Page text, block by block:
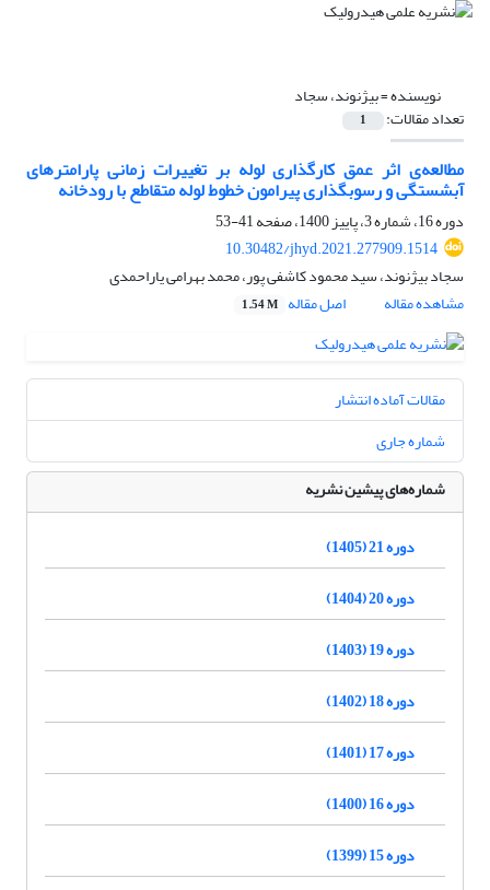
نویسنده =بیژنوند، سجاد
تعداد مقالات: 1
مطالعه‌ی اثر عمق کارگذاری لوله بر تغییرات زمانی پارامترهای
آبشستگی و رسوبگذاری پیرامون خطوط لوله متقاطع با رودخانه
دوره 16، شماره 3، پاییز 1400، صفحه
41-53
10.30482/jhyd.2021.277909.1514
سجاد بیژنوند، سید محمود کاشفی پور، محمد بهرامی یاراحمدی
مشاهده مقاله
اصل مقاله 1.54 M
مقالات آماده انتشار
شماره جاری
شماره‌های پیشین نشریه
دوره 21 (1405)
دوره 20 (1404)
دوره 19 (1403)
دوره 18 (1402)
دوره 17 (1401)
دوره 16 (1400)
دوره 15 (1399)